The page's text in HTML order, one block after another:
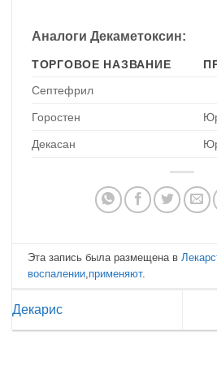
Аналоги Декаметоксин:
ТОРГОВОЕ НАЗВАНИЕ
Септефрил
Горостен
Декасан
Эта запись была размещена в
воспалении применяют.
Декарис